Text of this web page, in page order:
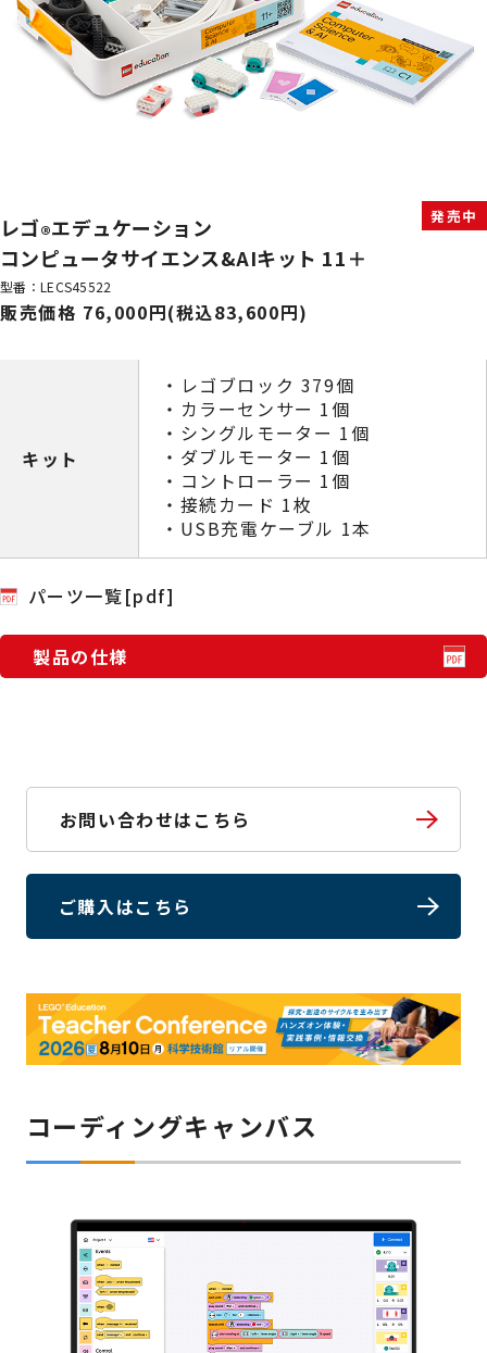
発売中
レゴ®エデュケーション
コンピュータサイエンス&AIキット 11＋
型番：LECS45522
販売価格 76,000円(税込83,600円)
キット
・レゴブロック 379個
・カラーセンサー 1個
・シングルモーター 1個
・ダブルモーター 1個
・コントローラー 1個
・接続カード 1枚
・USB充電ケーブル 1本
パーツ一覧[pdf]
製品の仕様
お問い合わせはこちら
ご購入はこちら
コーディングキャンバス